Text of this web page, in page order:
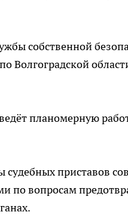
собственной
Волгоградской
планомерную
приставов
по вопросам